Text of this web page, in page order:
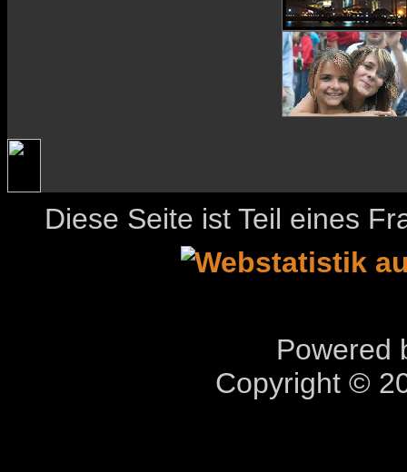
Diese Seite ist Teil eines
Powered
Copyright ©